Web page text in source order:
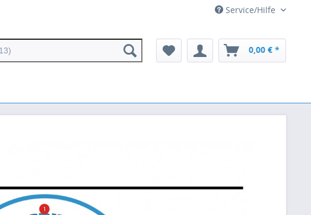
Service/Hilfe
0,00 € *